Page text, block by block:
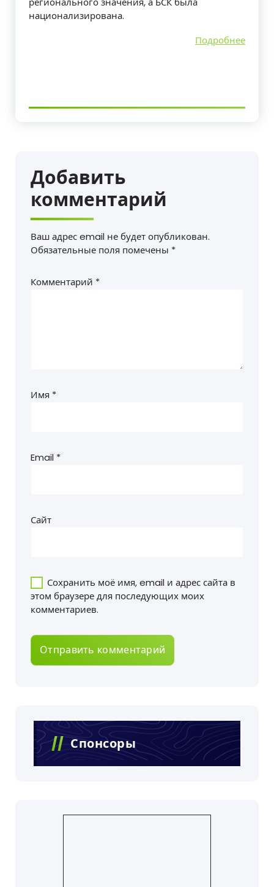
национализирована.
Подробнее
Добавить
комментарий
Ваш адрес email не будет опубликован.
Обязательные поля помечены *
Комментарий *
Имя *
Email *
Сайт
Сохранить моё имя, email и адрес сайта в
этом браузере для последующих моих
комментариев.
Спонсоры